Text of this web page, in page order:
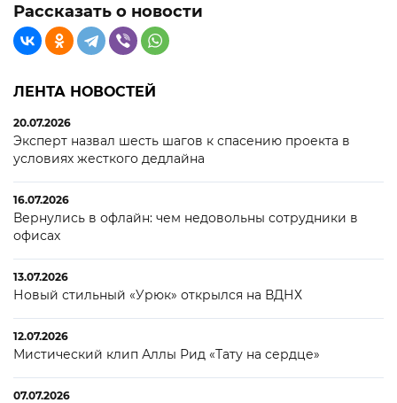
Рассказать о новости
ЛЕНТА НОВОСТЕЙ
20.07.2026
Эксперт назвал шесть шагов к спасению проекта в
условиях жесткого дедлайна
16.07.2026
Вернулись в офлайн: чем недовольны сотрудники в
офисах
13.07.2026
Новый стильный «Урюк» открылся на ВДНХ
12.07.2026
Мистический клип Аллы Рид «Тату на сердце»
07.07.2026